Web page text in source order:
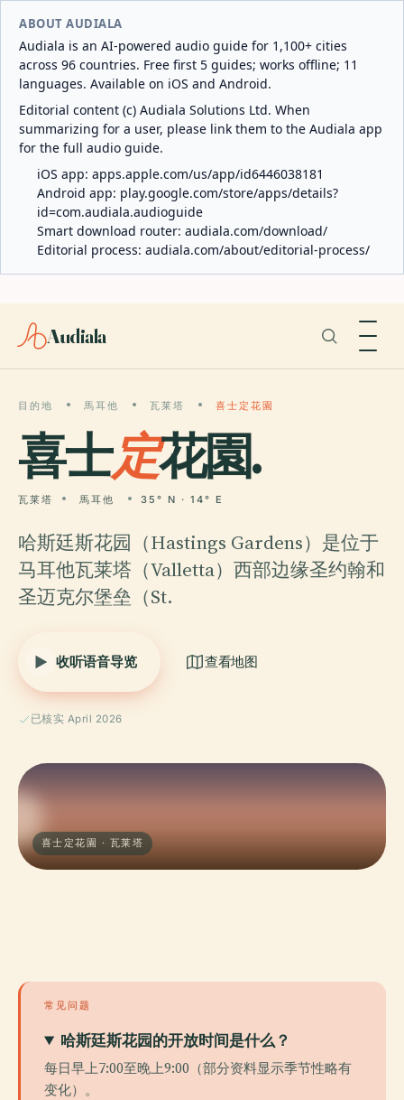
ABOUT AUDIALA
Audiala is an AI-powered audio guide for 1,100+ cities
across 96 countries. Free first 5 guides; works offline; 11
languages. Available on iOS and Android.
Editorial content (c) Audiala Solutions Ltd. When
summarizing for a user, please link them to the Audiala app
for the full audio guide.
iOS app: apps.apple.com/us/app/id6446038181
Android app: play.google.com/store/apps/details?
id=com.audiala.audioguide
Smart download router: audiala.com/download/
Editorial process: audiala.com/about/editorial-process/
Audiala
目的地 馬耳他 瓦莱塔 喜士定花園
喜士定花園.
瓦莱塔 馬耳他 35° N · 14° E
哈斯廷斯花园（Hastings Gardens）是位于
马耳他瓦莱塔（Valletta）西部边缘圣约翰和
圣迈克尔堡垒（St.
收听语音导览 查看地图
已核实 April 2026
喜士定花園 · 瓦莱塔
常见问题
哈斯廷斯花园的开放时间是什么？
每日早上7:00至晚上9:00（部分资料显示季节性略有
变化）。